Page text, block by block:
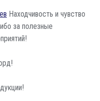
Находчивость и чувство
за полезные